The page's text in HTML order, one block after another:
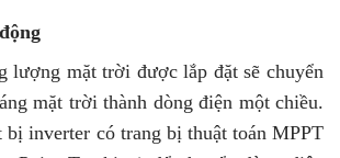
lượng mặt trời được lắp đặt sẽ chuyển
mặt trời thành dòng điện một chiều.
bị inverter có trang bị thuật toán MPPT